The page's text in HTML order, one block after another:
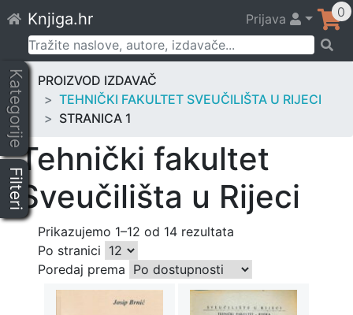
to
content
Knjiga.hr Prijava 0
Pretraži:
Kategorije
Filteri
PROIZVOD IZDAVAČ
TEHNIČKI FAKULTET SVEUČILIŠTA U RIJECI
STRANICA 1
Tehnički fakultet
Sveučilišta u Rijeci
Prikazujemo 1–12 od 14 rezultata
Po stranici
Poredaj prema